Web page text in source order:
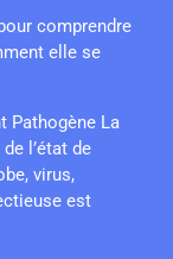
comprendre
elle se
Pathogène La
l’état de
virus,
est